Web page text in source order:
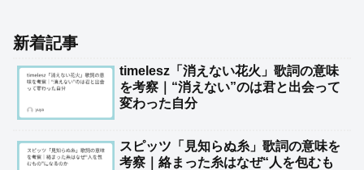
新着記事
timelesz「消えない花火」歌詞の意味
を考察｜“消えない”のは君と出会って
変わった自分
スピッツ「見知らぬ糸」歌詞の意味を
考察｜絡まった糸はなぜ“人を包むも